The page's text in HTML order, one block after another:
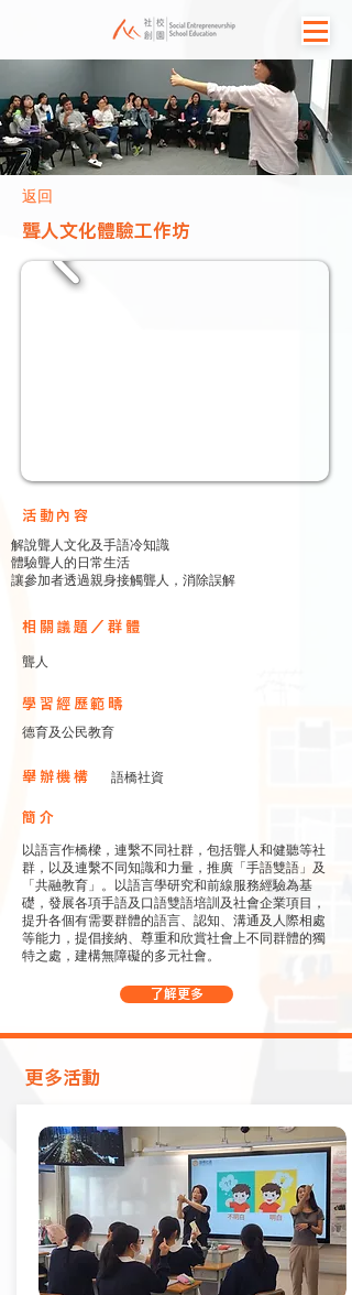
返回
聾人文化體驗工作坊
​活動內容
解說聾人文化及手語冷知識
體驗聾人的日常生活
讓參加者透過親身接觸聾人，消除誤解
相關議題／群體
聾人
學習經歷範疇
德育及公民教育
語橋社資
舉辦機構
簡介
以語言作橋樑，連繫不同社群，包括聾人和健聽等社
群，以及連繫不同知識和力量，推廣「手語雙語」及
「共融教育」。以語言學研究和前線服務經驗為基
礎，發展各項手語及口語雙語培訓及社會企業項目，
提升各個有需要群體的語言、認知、溝通及人際相處
等能力，提倡接納、尊重和欣賞社會上不同群體的獨
特之處，建構無障礙的多元社會。
了解更多
​更多活動